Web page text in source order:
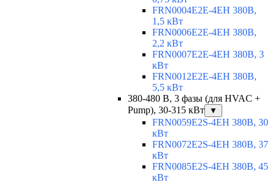
FRN0004E2E-4EH 380В,
1,5 кВт
FRN0006E2E-4EH 380В,
2,2 кВт
FRN0007E2E-4EH 380В, 3
кВт
FRN0012E2E-4EH 380В,
5,5 кВт
380-480 В, 3 фазы (для HVAC +
Pump), 30-315 кВт
▼
FRN0059E2S-4EH 380В, 30
кВт
FRN0072E2S-4EH 380В, 37
кВт
FRN0085E2S-4EH 380В, 45
кВт